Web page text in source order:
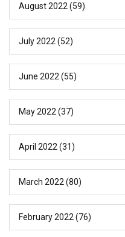
August 2022(59)
July 2022(52)
June 2022(55)
May 2022(37)
April 2022(31)
March 2022(80)
February 2022(76)